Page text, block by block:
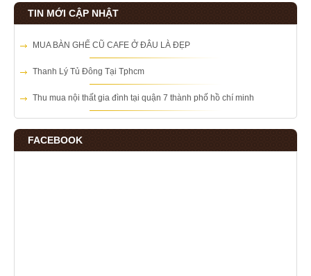
TIN MỚI CẬP NHẬT
MUA BÀN GHẾ CŨ CAFE Ở ĐÂU LÀ ĐẸP
Thanh Lý Tủ Đông Tại Tphcm
Thu mua nội thất gia đình tại quận 7 thành phố hồ chí minh
FACEBOOK